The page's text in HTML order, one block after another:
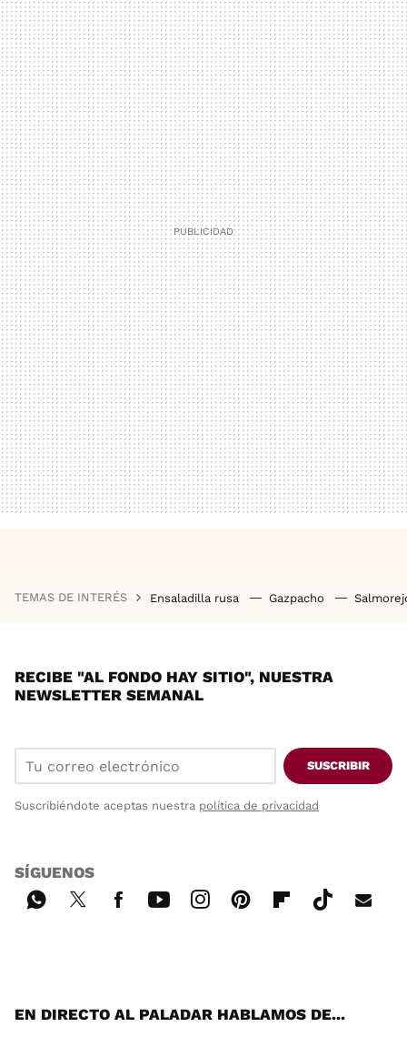
TEMAS DE INTERÉS Ensaladilla rusa Gazpacho
RECIBE "AL FONDO HAY SITIO", NUESTRA
NEWSLETTER SEMANAL
SUSCRIBIR
Suscribiéndote aceptas nuestra política de privacidad
SÍGUENOS
EN DIRECTO AL PALADAR HABLAMOS DE...